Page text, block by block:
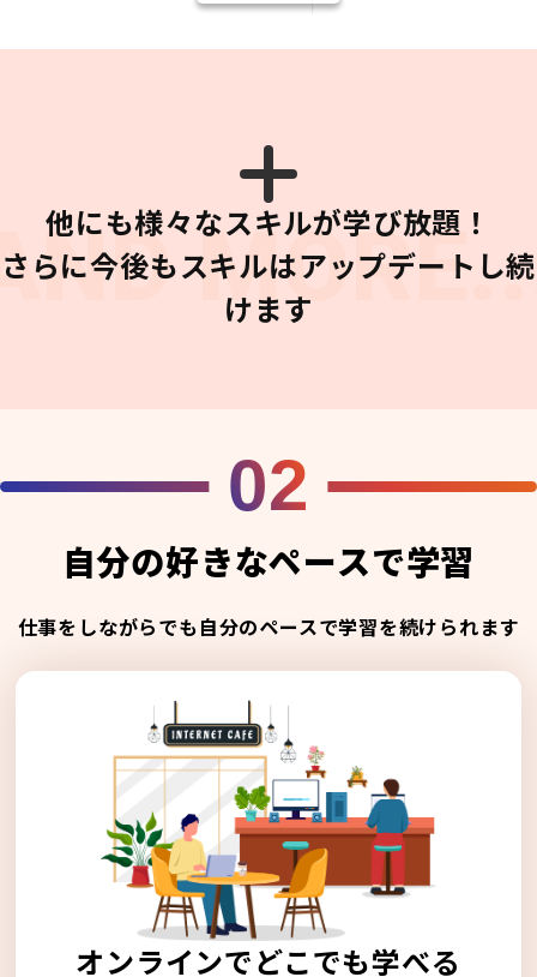
他にも様々なスキルが学び放題！
さらに今後もスキルはアップデートし続
けます
02
自分の好きなペースで学習
仕事をしながらでも自分のペースで学習を続けられます
オンラインでどこでも学べる